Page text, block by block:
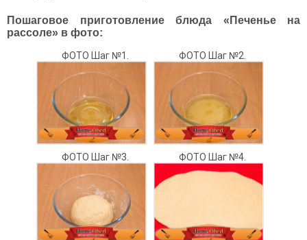
Пошаговое приготовление блюда «Печенье на
рассоле» в фото:
ФОТО Шаг №1. ФОТО Шаг №2.
ФОТО Шаг №3. ФОТО Шаг №4.